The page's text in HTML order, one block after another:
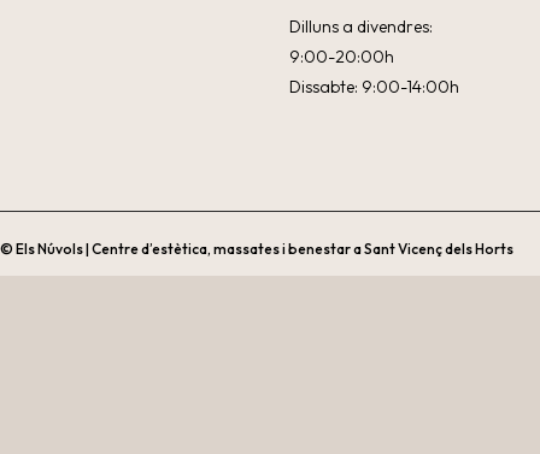
Dilluns a divendres:
9:00-20:00h
Dissabte: 9:00-14:00h
© Els Núvols | Centre d’estètica, massates i benestar a Sant Vicenç dels Horts